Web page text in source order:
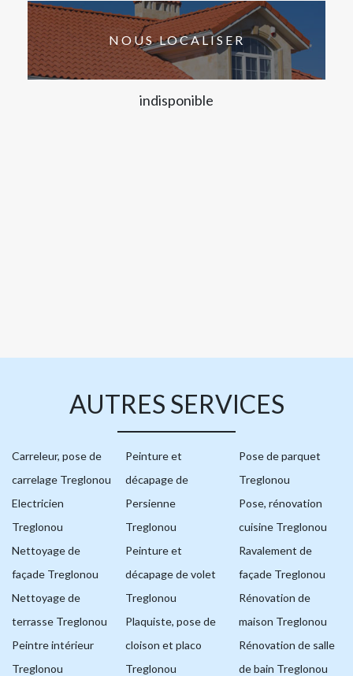
NOUS LOCALISER
indisponible
AUTRES SERVICES
Carreleur, pose de
carrelage Treglonou
Electricien
Treglonou
Nettoyage de
façade Treglonou
Nettoyage de
terrasse Treglonou
Peintre intérieur
Treglonou
Peinture et
décapage de
Persienne
Treglonou
Peinture et
décapage de volet
Treglonou
Plaquiste, pose de
cloison et placo
Treglonou
Pose de parquet
Treglonou
Pose, rénovation
cuisine Treglonou
Ravalement de
façade Treglonou
Rénovation de
maison Treglonou
Rénovation de salle
de bain Treglonou